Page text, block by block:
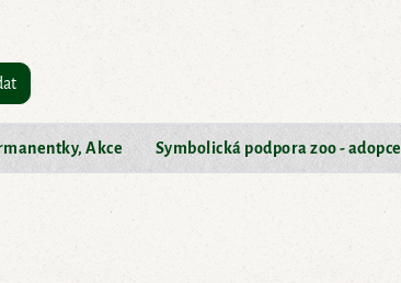
Akce Symbolická podpora zoo - adopce